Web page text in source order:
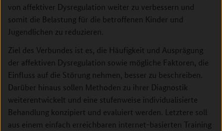
von affektiver Dysregulation weiter zu verbessern und
somit die Belastung für die betroffenen Kinder und
Jugendlichen zu reduzieren.
Ziel des Verbundes ist es, die Häufigkeit und Ausprägung
der affektiven Dysregulation sowie mögliche Faktoren, die
Einfluss auf die Störung nehmen, besser zu beschreiben.
Darüber hinaus sollen Methoden zu ihrer Diagnostik
weiterentwickelt und eine stufenweise individualisierte
Behandlung konzipiert und evaluiert werden. Letztere soll
aus einem einfach erreichbaren internet-basierten Training